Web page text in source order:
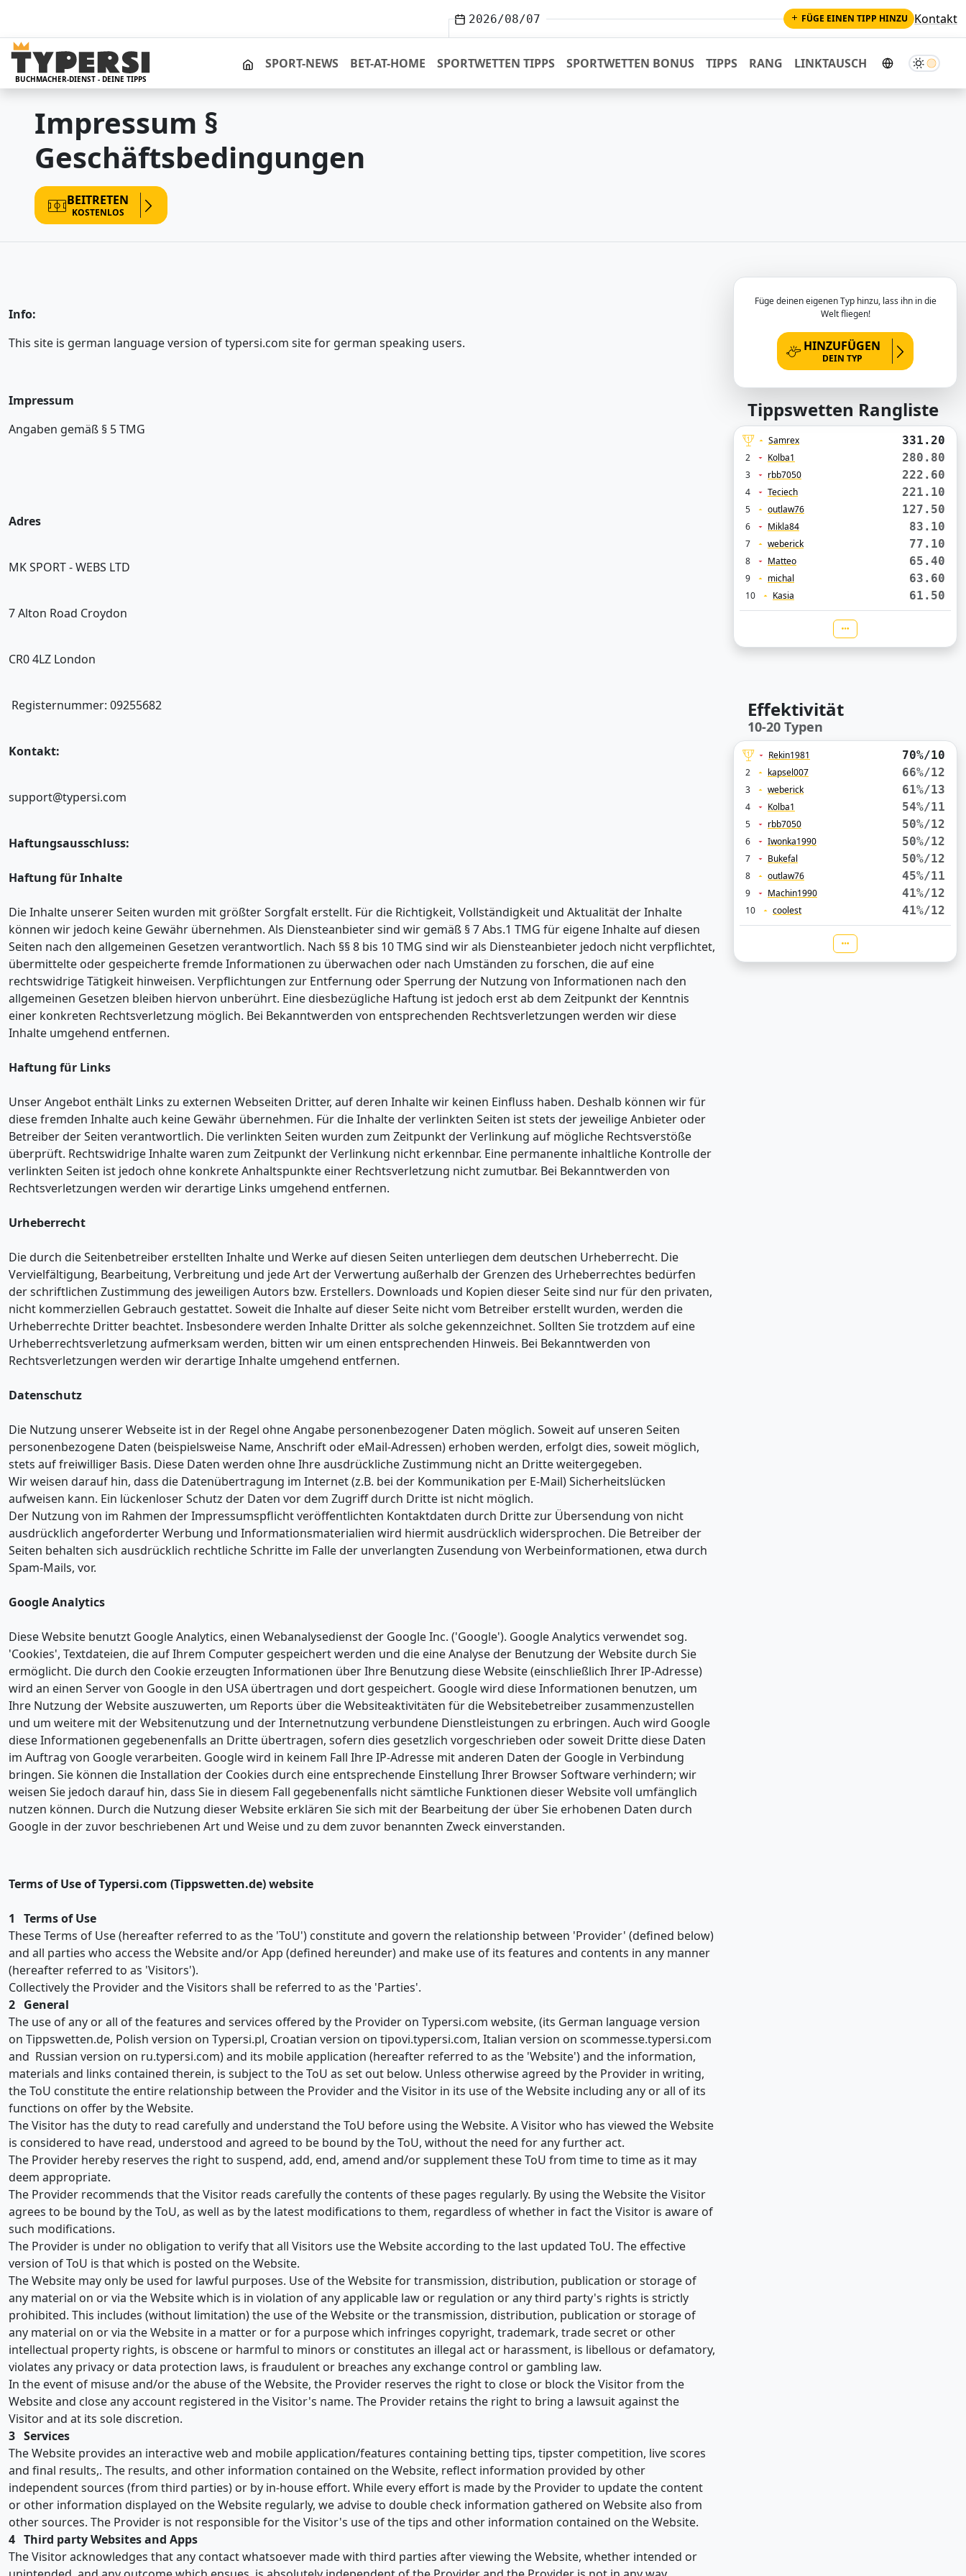
2026/08/07 FÜGE EINEN TIPP HINZU Kontakt
BUCHMACHER-DIENST - DEINE TIPPS
STARTSEITE
SPORT-NEWS BET-AT-HOME SPORTWETTEN TIPPS SPORTWETTEN BONUS TIPPS RANG LINKTAUSCH Dunkler
Impressum §
Geschäftsbedingungen
BEITRETEN
KOSTENLOS
Info:
This site is german language version of typersi.com site for german speaking users.
Impressum
Angaben gemäß § 5 TMG
Adres
MK SPORT - WEBS LTD
7 Alton Road Croydon
CR0 4LZ London
Registernummer: 09255682
Kontakt:
support@typersi.com
Haftungsausschluss:
Haftung für Inhalte
Die Inhalte unserer Seiten wurden mit größter Sorgfalt erstellt. Für die Richtigkeit, Vollständigkeit und Aktualität der Inhalte
können wir jedoch keine Gewähr übernehmen. Als Diensteanbieter sind wir gemäß § 7 Abs.1 TMG für eigene Inhalte auf diesen
Seiten nach den allgemeinen Gesetzen verantwortlich. Nach §§ 8 bis 10 TMG sind wir als Diensteanbieter jedoch nicht verpflichtet,
übermittelte oder gespeicherte fremde Informationen zu überwachen oder nach Umständen zu forschen, die auf eine
rechtswidrige Tätigkeit hinweisen. Verpflichtungen zur Entfernung oder Sperrung der Nutzung von Informationen nach den
allgemeinen Gesetzen bleiben hiervon unberührt. Eine diesbezügliche Haftung ist jedoch erst ab dem Zeitpunkt der Kenntnis
einer konkreten Rechtsverletzung möglich. Bei Bekanntwerden von entsprechenden Rechtsverletzungen werden wir diese
Inhalte umgehend entfernen.
Haftung für Links
Unser Angebot enthält Links zu externen Webseiten Dritter, auf deren Inhalte wir keinen Einfluss haben. Deshalb können wir für
diese fremden Inhalte auch keine Gewähr übernehmen. Für die Inhalte der verlinkten Seiten ist stets der jeweilige Anbieter oder
Betreiber der Seiten verantwortlich. Die verlinkten Seiten wurden zum Zeitpunkt der Verlinkung auf mögliche Rechtsverstöße
überprüft. Rechtswidrige Inhalte waren zum Zeitpunkt der Verlinkung nicht erkennbar. Eine permanente inhaltliche Kontrolle der
verlinkten Seiten ist jedoch ohne konkrete Anhaltspunkte einer Rechtsverletzung nicht zumutbar. Bei Bekanntwerden von
Rechtsverletzungen werden wir derartige Links umgehend entfernen.
Urheberrecht
Die durch die Seitenbetreiber erstellten Inhalte und Werke auf diesen Seiten unterliegen dem deutschen Urheberrecht. Die
Vervielfältigung, Bearbeitung, Verbreitung und jede Art der Verwertung außerhalb der Grenzen des Urheberrechtes bedürfen
der schriftlichen Zustimmung des jeweiligen Autors bzw. Erstellers. Downloads und Kopien dieser Seite sind nur für den privaten,
nicht kommerziellen Gebrauch gestattet. Soweit die Inhalte auf dieser Seite nicht vom Betreiber erstellt wurden, werden die
Urheberrechte Dritter beachtet. Insbesondere werden Inhalte Dritter als solche gekennzeichnet. Sollten Sie trotzdem auf eine
Urheberrechtsverletzung aufmerksam werden, bitten wir um einen entsprechenden Hinweis. Bei Bekanntwerden von
Rechtsverletzungen werden wir derartige Inhalte umgehend entfernen.
Datenschutz
Die Nutzung unserer Webseite ist in der Regel ohne Angabe personenbezogener Daten möglich. Soweit auf unseren Seiten
personenbezogene Daten (beispielsweise Name, Anschrift oder eMail-Adressen) erhoben werden, erfolgt dies, soweit möglich,
stets auf freiwilliger Basis. Diese Daten werden ohne Ihre ausdrückliche Zustimmung nicht an Dritte weitergegeben.
Wir weisen darauf hin, dass die Datenübertragung im Internet (z.B. bei der Kommunikation per E-Mail) Sicherheitslücken
aufweisen kann. Ein lückenloser Schutz der Daten vor dem Zugriff durch Dritte ist nicht möglich.
Der Nutzung von im Rahmen der Impressumspflicht veröffentlichten Kontaktdaten durch Dritte zur Übersendung von nicht
ausdrücklich angeforderter Werbung und Informationsmaterialien wird hiermit ausdrücklich widersprochen. Die Betreiber der
Seiten behalten sich ausdrücklich rechtliche Schritte im Falle der unverlangten Zusendung von Werbeinformationen, etwa durch
Spam-Mails, vor.
Google Analytics
Diese Website benutzt Google Analytics, einen Webanalysedienst der Google Inc. ('Google'). Google Analytics verwendet sog.
'Cookies', Textdateien, die auf Ihrem Computer gespeichert werden und die eine Analyse der Benutzung der Website durch Sie
ermöglicht. Die durch den Cookie erzeugten Informationen über Ihre Benutzung diese Website (einschließlich Ihrer IP-Adresse)
wird an einen Server von Google in den USA übertragen und dort gespeichert. Google wird diese Informationen benutzen, um
Ihre Nutzung der Website auszuwerten, um Reports über die Websiteaktivitäten für die Websitebetreiber zusammenzustellen
und um weitere mit der Websitenutzung und der Internetnutzung verbundene Dienstleistungen zu erbringen. Auch wird Google
diese Informationen gegebenenfalls an Dritte übertragen, sofern dies gesetzlich vorgeschrieben oder soweit Dritte diese Daten
im Auftrag von Google verarbeiten. Google wird in keinem Fall Ihre IP-Adresse mit anderen Daten der Google in Verbindung
bringen. Sie können die Installation der Cookies durch eine entsprechende Einstellung Ihrer Browser Software verhindern; wir
weisen Sie jedoch darauf hin, dass Sie in diesem Fall gegebenenfalls nicht sämtliche Funktionen dieser Website voll umfänglich
nutzen können. Durch die Nutzung dieser Website erklären Sie sich mit der Bearbeitung der über Sie erhobenen Daten durch
Google in der zuvor beschriebenen Art und Weise und zu dem zuvor benannten Zweck einverstanden.
Terms of Use of Typersi.com (Tippswetten.de) website
1 Terms of Use
These Terms of Use (hereafter referred to as the 'ToU') constitute and govern the relationship between 'Provider' (defined below)
and all parties who access the Website and/or App (defined hereunder) and make use of its features and contents in any manner
(hereafter referred to as 'Visitors').
Collectively the Provider and the Visitors shall be referred to as the 'Parties'.
2 General
The use of any or all of the features and services offered by the Provider on Typersi.com website, (its German language version
on Tippswetten.de, Polish version on Typersi.pl, Croatian version on tipovi.typersi.com, Italian version on scommesse.typersi.com
and Russian version on ru.typersi.com) and its mobile application (hereafter referred to as the 'Website') and the information,
materials and links contained therein, is subject to the ToU as set out below. Unless otherwise agreed by the Provider in writing,
the ToU constitute the entire relationship between the Provider and the Visitor in its use of the Website including any or all of its
functions on offer by the Website.
The Visitor has the duty to read carefully and understand the ToU before using the Website. A Visitor who has viewed the Website
is considered to have read, understood and agreed to be bound by the ToU, without the need for any further act.
The Provider hereby reserves the right to suspend, add, end, amend and/or supplement these ToU from time to time as it may
deem appropriate.
The Provider recommends that the Visitor reads carefully the contents of these pages regularly. By using the Website the Visitor
agrees to be bound by the ToU, as well as by the latest modifications to them, regardless of whether in fact the Visitor is aware of
such modifications.
The Provider is under no obligation to verify that all Visitors use the Website according to the last updated ToU. The effective
version of ToU is that which is posted on the Website.
The Website may only be used for lawful purposes. Use of the Website for transmission, distribution, publication or storage of
any material on or via the Website which is in violation of any applicable law or regulation or any third party's rights is strictly
prohibited. This includes (without limitation) the use of the Website or the transmission, distribution, publication or storage of
any material on or via the Website in a matter or for a purpose which infringes copyright, trademark, trade secret or other
intellectual property rights, is obscene or harmful to minors or constitutes an illegal act or harassment, is libellous or defamatory,
violates any privacy or data protection laws, is fraudulent or breaches any exchange control or gambling law.
In the event of misuse and/or the abuse of the Website, the Provider reserves the right to close or block the Visitor from the
Website and close any account registered in the Visitor's name. The Provider retains the right to bring a lawsuit against the
Visitor and at its sole discretion.
3 Services
The Website provides an interactive web and mobile application/features containing betting tips, tipster competition, live scores
and final results,. The results, and other information contained on the Website, reflect information provided by other
independent sources (from third parties) or by in-house effort. While every effort is made by the Provider to update the content
or other information displayed on the Website regularly, we advise to double check information gathered on Website also from
other sources. The Provider is not responsible for the Visitor's use of the tips and other information contained on the Website.
4 Third party Websites and Apps
The Visitor acknowledges that any contact whatsoever made with third parties after viewing the Website, whether intended or
Füge deinen eigenen Typ hinzu, lass ihn in die
Welt fliegen!
HINZUFÜGEN
DEIN TYP
Tippswetten Rangliste
Samrex 331.20
2 Kolba1 280.80
3 rbb7050 222.60
4 Teciech 221.10
5 outlaw76 127.50
6 Mikla84 83.10
7 weberick 77.10
8 Matteo 65.40
9 michal 63.60
10 Kasia 61.50
Effektivität
10-20 Typen
Rekin1981 70%/10
2 kapsel007 66%/12
3 weberick 61%/13
4 Kolba1 54%/11
5 rbb7050 50%/12
6 Iwonka1990 50%/12
7 Bukefal 50%/12
8 outlaw76 45%/11
9 Machin1990 41%/12
10 coolest 41%/12